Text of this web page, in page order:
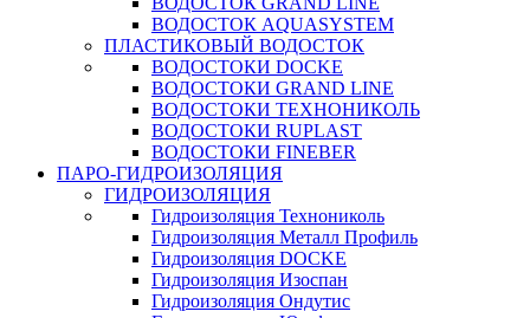
ВОДОСТОК AQUASYSTEM
ПЛАСТИКОВЫЙ ВОДОСТОК
ВОДОСТОКИ DOCKE
ВОДОСТОКИ GRAND LINE
ВОДОСТОКИ ТЕХНОНИКОЛЬ
ВОДОСТОКИ RUPLAST
ВОДОСТОКИ FINEBER
ПАРО-ГИДРОИЗОЛЯЦИЯ
ГИДРОИЗОЛЯЦИЯ
Гидроизоляция Технониколь
Гидроизоляция Металл Профиль
Гидроизоляция DOCKE
Гидроизоляция Изоспан
Гидроизоляция Ондутис